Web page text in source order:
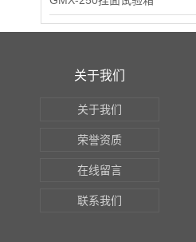
关于我们
关于我们
荣誉资质
在线留言
联系我们